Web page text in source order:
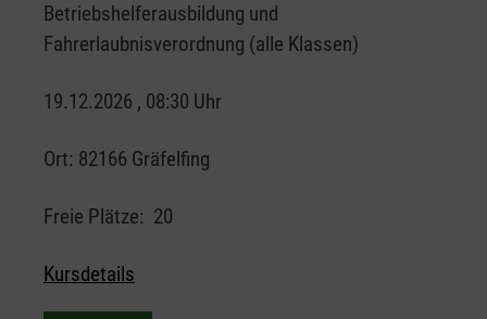
Betriebshelferausbildung und
Fahrerlaubnisverordnung (alle Klassen)
19.12.2026 , 08:30 Uhr
Ort: 82166 Gräfelfing
Freie Plätze: 20
Kursdetails